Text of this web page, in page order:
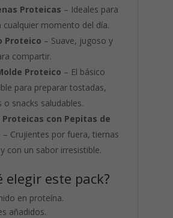
Proteicas – Ideales para
cualquier momento del día.
Proteico – Suave, jugoso y
compartir.
Proteico – El básico
para preparar tostadas,
o snacks saludables.
Proteicas con Pepitas de
– Crujientes por fuera, tiernas
con un sabor irresistible.
elegir este pack?
en proteína.
añadidos.